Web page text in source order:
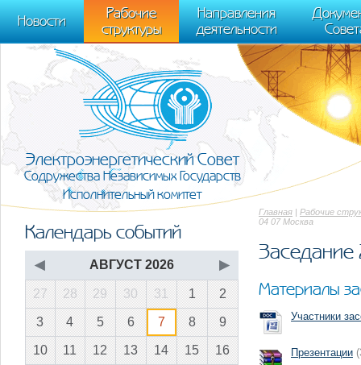
m[i].l=1*new Date(); for (var j = 0; j < document.scripts.length; j++) {if
[0],k.async=1,k.src=r,a.parentNode.insertBefore(k,a)}) (window,
trackLinks:true, accurateTrackBounce:true });
Новости
Рабочие
структуры
Направления
деятельности
Электроэнергетический Совет
Содружества Независимых Государств
Исполнительный комитет
Главная | Рабочие
04 07 Москва
Материалы
Участники
Презентации
Календарь событий
◀ АВГУСТ 2026 ▶
27 28 29 30 31 1 2
3 4 5 6 7 8 9
10 11 12 13 14 15 16